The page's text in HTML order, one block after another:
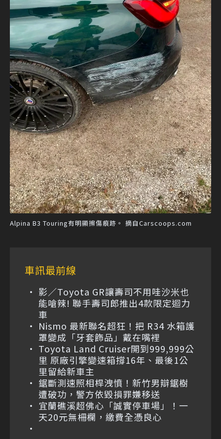
Alpina B3 Touring有明顯擦傷痕跡。 摘自Carscoops.com
車訊最前線
影／Toyota GR讓壽司不用哇沙米也
能嗆辣! 聯手壽司郎推出4款限定迴力
車
Nismo 最新聯名超狂！把 R34 水箱護
罩變成「牙套飾品」戴在嘴裡
Toyota Land Cruiser開到999,999公
里 原廠引擎變速箱撐16年、最後1公
里留給新車主
鋸斷測速照相桿洩憤！新竹男辯鋸樹
遭破功，警方依毀損罪嫌移送
宜蘭礁溪超佛心「誠實停車場」！一
天20元無柵欄，繳費全憑良心